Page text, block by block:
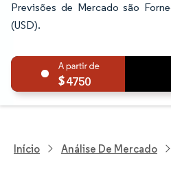
Previsões de Mercado são
(USD).
4750
Início Análise De Mercado